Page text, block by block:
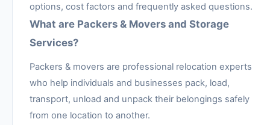
options, cost factors and frequently asked questions.
What are Packers & Movers and Storage
Services?
Packers & movers are professional relocation experts
who help individuals and businesses pack, load,
transport, unload and unpack their belongings safely
from one location to another.